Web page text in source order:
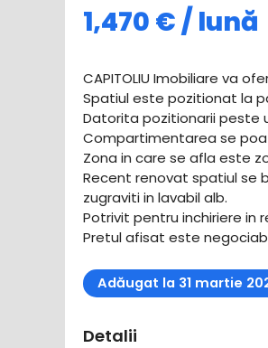
1,470 € / lună
CAPITOLIU Imobiliare va
Spatiul este pozitionat la
Datorita pozitionarii peste
Compartimentarea se
Zona in care se afla este
Recent renovat spatiul se
zugraviti in lavabil alb.
Potrivit pentru inchiriere in
Pretul afisat este
Adăugat la 31 martie
Detalii